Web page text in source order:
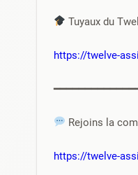
Tuyaux du
https://twelve-
Rejoins la
https://twelve-